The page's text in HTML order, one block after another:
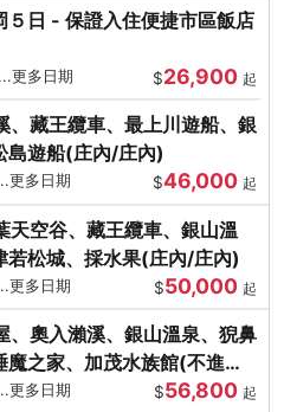
５日 - 保證入住便捷市區飯店
更多日期 $26,900 起
藏王纜車、最上川遊船、銀
島遊船(庄內/庄內)
更多日期 $46,000 起
空谷、藏王纜車、銀山溫
若松城、採水果(庄內/庄內)
更多日期 $50,000 起
奧入瀨溪、銀山溫泉、猊鼻
之家、加茂水族館(不進店)
更多日期 $56,800 起